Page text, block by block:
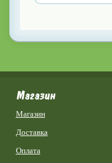
Магазин
Магазин
Доставка
Оплата